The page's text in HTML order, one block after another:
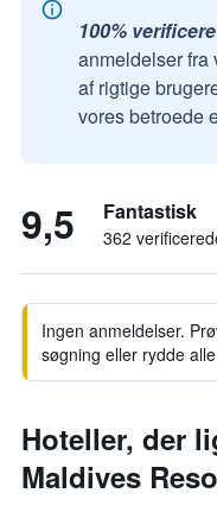
100%
anmeldelser fra
af rigtige
vores betroede
9,5 Fantastisk
362
Ingen anmeldelser.
søgning eller rydde
Hoteller, der
Maldives